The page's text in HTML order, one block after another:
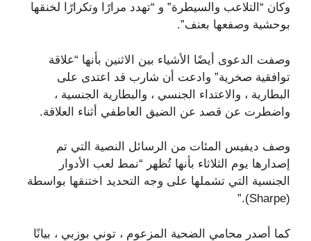
وكان “التلاعب والسيطرة” و “تهدد مرارًا وتكرارًا لخنقها
بوحشية وصفعها بعنف”.
وصفت الدعوى أيضًا الأشياء بين الاثنين بأنها “علاقة
توافقية صخرية” وادعت أن شارب قد اعتدى على
البطارية ، والاعتداء الجنسي ، والبطارية الجنسية ،
واضطرت عن قصد عن الضيق العاطفي أثناء العلاقة.
وصف ديفيس المئات من الرسائل النصية التي تم
إصدارها يوم الثلاثاء بأنها تُظهر “نمط لعب الأدوار
الجنسية التي تشملها على وجه التحديد اختنقها بواسطة
(Sharpe).”
كما أصدر محامي الضحية المزعوم ، توني بوزبي ، بيانًا